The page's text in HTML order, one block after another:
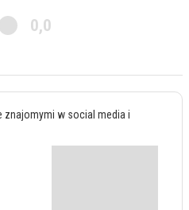
0,0
znajomymi w social media i